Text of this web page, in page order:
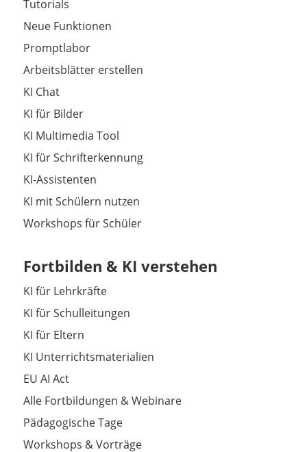
Tutorials
Neue Funktionen
Promptlabor
Arbeitsblätter erstellen
KI Chat
KI für Bilder
KI Multimedia Tool
KI für Schrifterkennung
KI-Assistenten
KI mit Schülern nutzen
Workshops für Schüler
Fortbilden & KI verstehen
KI für Lehrkräfte
KI für Schulleitungen
KI für Eltern
KI Unterrichtsmaterialien
EU AI Act
Alle Fortbildungen & Webinare
Pädagogische Tage
Workshops & Vorträge